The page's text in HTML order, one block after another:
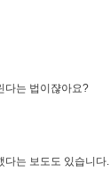
다는 법이쟎아요?
다는 보도도 있습니다.